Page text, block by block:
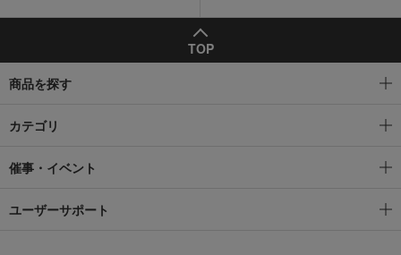
TOP
商品を探す
カテゴリ
催事・イベント
ユーザーサポート